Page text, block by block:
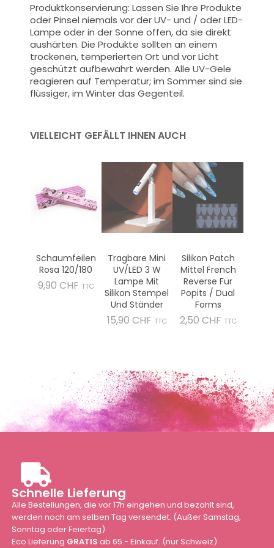
Produktkonservierung: Lassen Sie Ihre Produkte
oder Pinsel niemals vor der UV- und / oder LED-
Lampe oder in der Sonne offen, da sie direkt
aushärten. Die Produkte sollten an einem
trockenen, temperierten Ort und vor Licht
geschützt aufbewahrt werden. Alle UV-Gele
reagieren auf Temperatur; im Sommer sind sie
flüssiger, im Winter das Gegenteil.
VIELLEICHT GEFÄLLT IHNEN AUCH
Schaumfeilen
Rosa 120/180
9,90 CHF Preis
TTC
Tragbare Mini
UV/LED 3 W
Lampe Mit
Silikon Stempel
Und Ständer
15,90 CHF Preis
TTC
Silikon Patch
Mittel French
Reverse Für
Popits / Dual
Forms
2,50 CHF Preis
TTC
Schnelle Lieferung
Alle Bestellungen, die vor 17h eingehen und bezahlt sind,
werden noch am selben Tag versendet. (Außer Samstag,
Sonntag oder Feiertag)
Eco Lieferung GRATIS ab 65.- Einkauf. (nur Schweiz)